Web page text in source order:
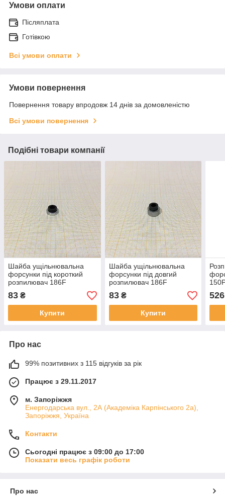
Умови оплати
Післяплата
Готівкою
Всі умови оплати
Умови повернення
Повернення товару впродовж 14 днів за домовленістю
Всі умови повернення
Подібні товари компанії
Шайба ущільнювальна
форсунки під короткий
розпилювач 186F
83 ₴
Купити
Шайба ущільнювальна
форсунки під довгий
розпилювач 186F
83₴
Купити
526
Про нас
99% позитивних з 115 відгуків за рік
Працює з 29.11.2017
м. Запоріжжя
Енергодарська вул., 2А (Академіка Карпінського 2а),
Запоріжжя, Україна
Контакти
Сьогодні працює з 09:00 до 17:00
Показати весь графік роботи
Про нас